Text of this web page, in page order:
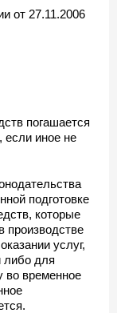
от 27.11.2006
погашается
если иное не
подготовке
которые
производстве
услуг,
либо для
во временное